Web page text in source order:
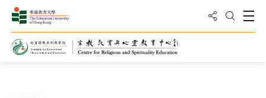
分享到打开搜
打